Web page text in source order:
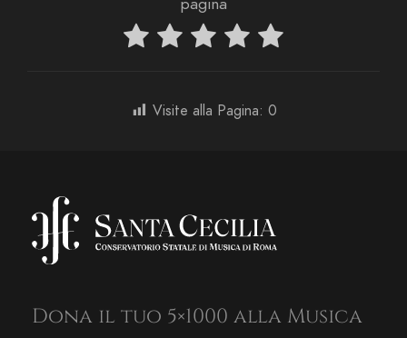
Visite alla Pagina: 0
Dona il tuo 5×1000 alla Musica